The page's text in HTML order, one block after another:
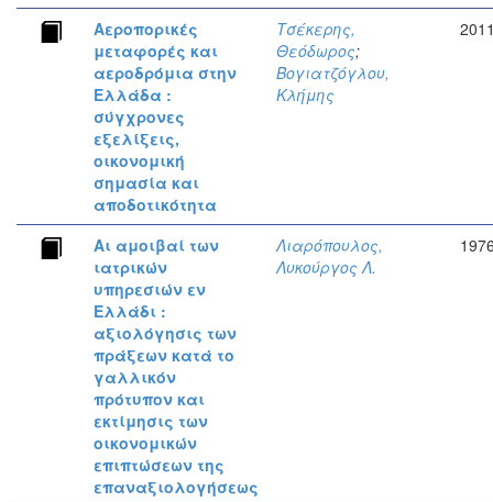
Αεροπορικές
μεταφορές και
αεροδρόμια στην
Ελλάδα :
σύγχρονες
εξελίξεις,
οικονομική
σημασία και
αποδοτικότητα
Τσέκερης,
Θεόδωρος;
Βογιατζόγλου,
Κλήμης
Αι αμοιβαί των
ιατρικών
υπηρεσιών εν
Ελλάδι :
αξιολόγησις των
πράξεων κατά το
γαλλικόν
πρότυπον και
εκτίμησις των
οικονομικών
επιπτώσεων της
επαναξιολογήσεως
Λιαρόπουλος,
Λυκούργος Λ.